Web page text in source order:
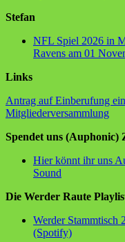
Stefan
NFL Spiel 2026 in
Ravens am 01
Links
Antrag auf Einberufung
Mitgliederversammlung
Spendet uns (Auphonic)
Hier könnt ihr uns
Sound
Die Werder Raute
Werder Stammtisch
(Spotify)